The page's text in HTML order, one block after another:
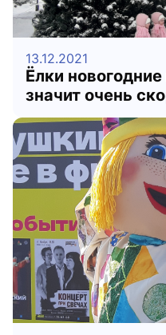
13.12.2021
Ёлки
значит очень